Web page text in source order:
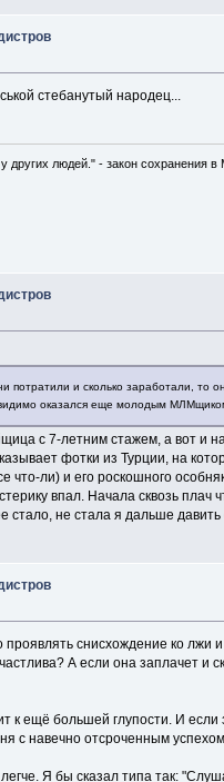
стебанутый народец...
других людей." - закон сохранения в
потратили и сколько заработали,
оказался еще молодым
с 7-летним стажем, а вот и
фотки из Турции, на
что-ли) и его роскошного
впал. Начала сквозь плач
стало, не стала я дальше
снисхождение ко лжи
А если она заплачет
к ещё большей глупости. И
с навечно отсроченным
Я бы сказал типа так: